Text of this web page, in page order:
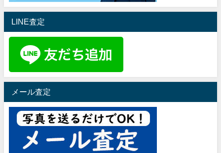
LINE査定
メール査定